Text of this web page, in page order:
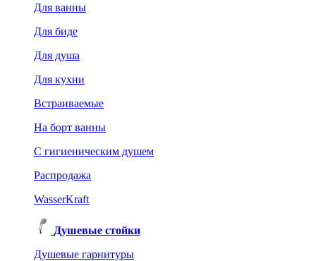
Для ванны
Для биде
Для душа
Для кухни
Встраиваемые
На борт ванны
C гигиеническим душем
Распродажа
WasserKraft
Душевые стойки
Душевые гарнитуры